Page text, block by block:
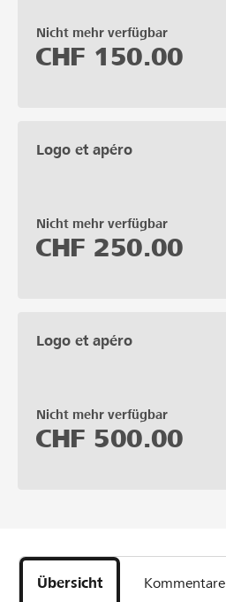
Nicht mehr verfügbar
CHF 150.00
Logo et apéro
Nicht mehr verfügbar
CHF 250.00
Logo et apéro
Nicht mehr verfügbar
CHF 500.00
Übersicht Kommentare